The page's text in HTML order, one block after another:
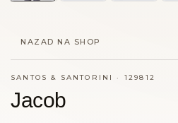
NAZAD NA SHOP
SANTOS & SANTORINI · 129812
Jacob